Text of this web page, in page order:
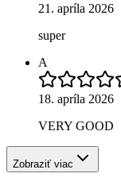
21. apríla 2026
super
A
18. apríla 2026
VERY GOOD
Zobraziť viac